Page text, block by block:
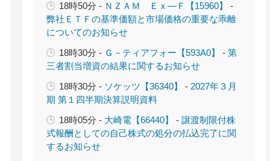
18時50分 - ＮＺＡＭ Ｅｘ―Ｆ【15960】
-
弊社ＥＴＦの基準価額と市場価格の重要な乖離
についてのお知らせ
18時30分 - Ｇ－ティアフォー【593A0】 -第
三者割当増資の結果に関するお知らせ
18時30分 - ソケッツ【36340】 -2027年３月
期 第１四半期決算説明資料
18時05分 - 大崎電【66440】 -譲渡制限付株
式報酬としての自己株式の処分の払込完了に関
するお知らせ